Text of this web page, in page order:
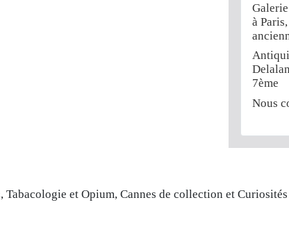
à
7ème
Nous
et Opium, Cannes de collection et